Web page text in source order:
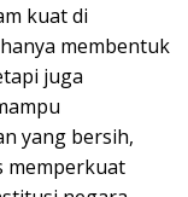
kuat di
membentuk
juga
yang bersih,
memperkuat